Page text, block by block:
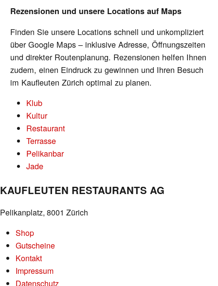
Rezensionen und unsere Locations auf Maps
Finden Sie unsere Locations schnell und unkompliziert
über Google Maps – inklusive Adresse, Öffnungszeiten
und direkter Routenplanung. Rezensionen helfen Ihnen
zudem, einen Eindruck zu gewinnen und Ihren Besuch
im Kaufleuten Zürich optimal zu planen.
Klub
Kultur
Restaurant
Terrasse
Pelikanbar
Jade
KAUFLEUTEN RESTAURANTS AG
Pelikanplatz, 8001 Zürich
Shop
Gutscheine
Kontakt
Impressum
Datenschutz